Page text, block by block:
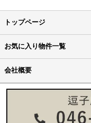
トップページ
お気に入り物件一覧
会社概要